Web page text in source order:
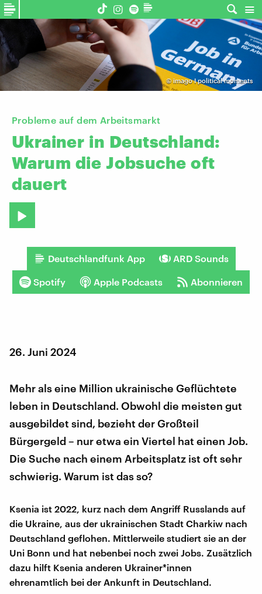
© imago I political moments
Probleme auf dem Arbeitsmarkt
Ukrainer in Deutschland:
Warum die Jobsuche oft
dauert
Deutschlandfunk App ARD Sounds
Spotify Apple Podcasts Abonnieren
26. Juni 2024
Mehr als eine Million ukrainische Geflüchtete
leben in Deutschland. Obwohl die meisten gut
ausgebildet sind, bezieht der Großteil
Bürgergeld – nur etwa ein Viertel hat einen Job.
Die Suche nach einem Arbeitsplatz ist oft sehr
schwierig. Warum ist das so?
Ksenia ist 2022, kurz nach dem Angriff Russlands auf
die Ukraine, aus der ukrainischen Stadt Charkiw nach
Deutschland geflohen. Mittlerweile studiert sie an der
Uni Bonn und hat nebenbei noch zwei Jobs. Zusätzlich
dazu hilft Ksenia anderen Ukrainer*innen
ehrenamtlich bei der Ankunft in Deutschland.